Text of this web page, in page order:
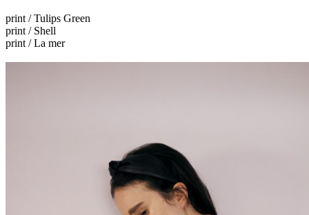
print / Tulips Green
print / Shell
print / La mer